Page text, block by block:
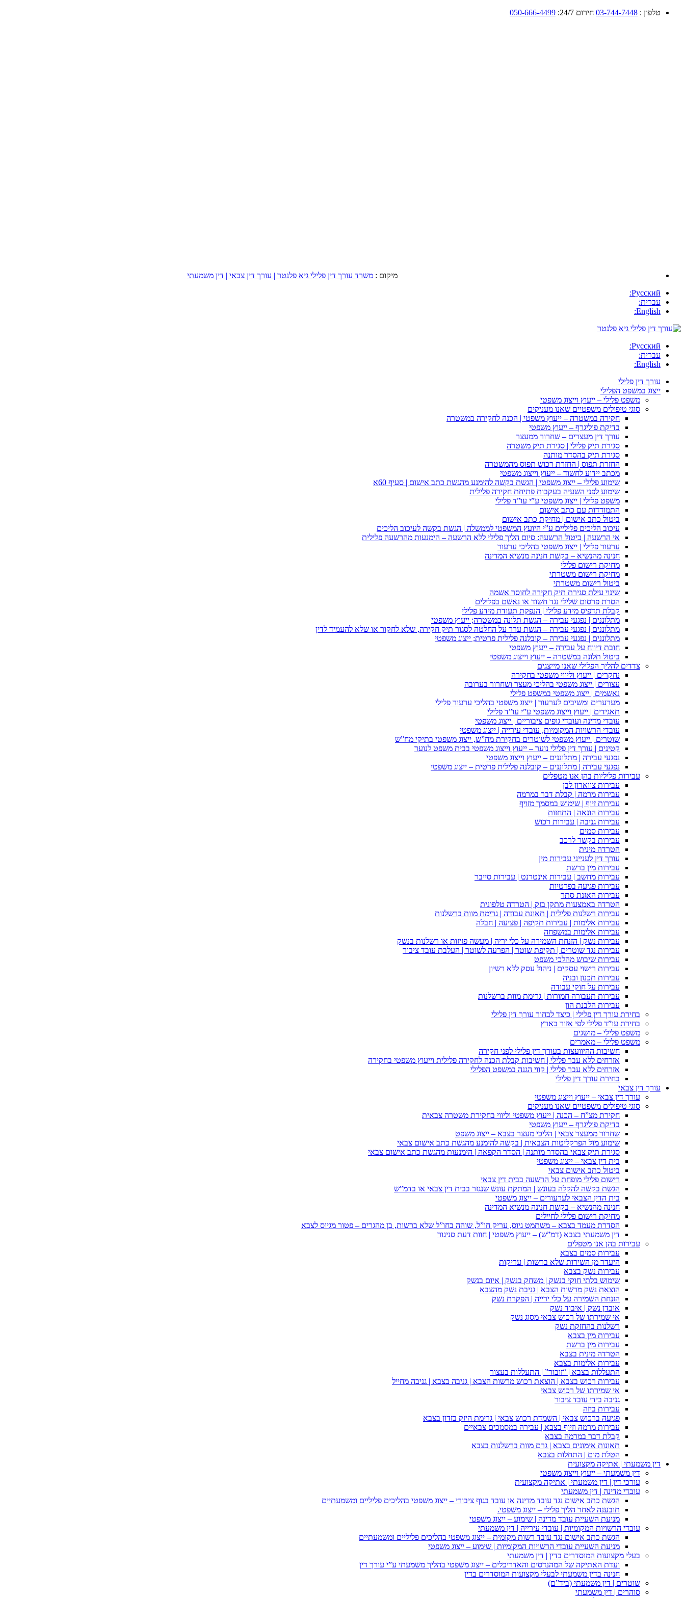
טלפון : 03-744-7448 חירום 24/7: 050-666-4499
מיקום : משרד עורך דין פלילי גיא פלנטר | עורך דין צבאי | דין משמעתי
Русский:
עברית:
English:
Русский:
עברית:
English:
עורך דין פלילי
ייצוג במשפט הפלילי
משפט פלילי – ייעוץ וייצוג משפטי
סוגי טיפולים משפטיים שאנו מעניקים
חקירה במשטרה – ייעוץ משפטי | הכנה לחקירה במשטרה
בדיקת פוליגרף – ייעוץ משפטי
עורך דין מעצרים – שחרור ממעצר
סגירת תיק פלילי | סגירת תיק משטרה
סגירת תיק בהסדר מותנה
החזרת תפוס | החזרת רכוש תפוס מהמשטרה
מכתב יידוע לחשוד – ייעוץ וייצוג משפטי
שימוע פלילי – ייצוג משפטי | הגשת בקשה להימנע מהגשת כתב אישום | סעיף 60א
שימוע לפני השעיה בעקבות פתיחת חקירה פלילית
משפט פלילי | ייצוג משפטי ע”י עו”ד פלילי
התמודדות עם כתב אישום
ביטול כתב אישום | מחיקת כתב אישום
עיכוב הליכים פליליים ע”י היועץ המשפטי לממשלה | הגשת בקשה לעיכוב הליכים
אי הרשעה | ביטול הרשעה: סיום הליך פלילי ללא הרשעה – הימנעות מהרשעה פלילית
ערעור פלילי | ייצוג משפטי בהליכי ערעור
חנינה מהנשיא – בקשת חנינה מנשיא המדינה
מחיקת רישום פלילי
מחיקת רישום משטרתי
ביטול רישום משטרתי
שינוי עילת סגירת תיק חקירה לחוסר אשמה
הסרת פרסום שלילי נגד חשוד או נאשם בפלילים
קבלת תדפיס מידע פלילי | הנפקת תעודת מידע פלילי
מתלוננים | נפגעי עבירה – הגשת תלונה במשטרה; ייעוץ משפטי
מתלוננים | נפגעי עבירה – הגשת ערר על החלטה לסגור תיק חקירה, שלא לחקור או שלא להעמיד לדין
מתלוננים | נפגעי עבירה – קובלנה פלילית פרטית; ייצוג משפטי
חובת דיווח על עבירה – ייעוץ משפטי
ביטול תלונה במשטרה – ייעוץ וייצוג משפטי
צדדים להליך הפלילי שאנו מייצגים
נחקרים | ייעוץ וליווי משפטי בחקירה
עצורים | ייצוג משפטי בהליכי מעצר ושחרור בערובה
נאשמים | ייצוג משפטי במשפט פלילי
מערערים ומשיבים לערעור | ייצוג משפטי בהליכי ערעור פלילי
תאגידים | ייעוץ וייצוג משפטי ע”י עו”ד פלילי
עובדי מדינה ועובדי גופים ציבוריים | ייצוג משפטי
עובדי הרשויות המקומיות, עובדי עירייה | ייצוג משפטי
שוטרים | ייעוץ משפטי לשוטרים בחקירת מח”ש, ייצוג משפטי בתיקי מח”ש
קטינים | עורך דין פלילי נוער – ייעוץ וייצוג משפטי בבית משפט לנוער
נפגעי עבירה | מתלוננים – ייעוץ וייצוג משפטי
נפגעי עבירה | מתלוננים – קובלנה פלילית פרטית – ייצוג משפטי
עבירות פליליות בהן אנו מטפלים
עבירות צווארון לבן
עבירות מרמה | קבלת דבר במרמה
עבירות זיוף | שימוש במסמך מזויף
עבירות הונאה | התחזות
עבירות גניבה | עבירות רכוש
עבירות סמים
עבירות בקשר לרכב
הטרדה מינית
עורך דין לענייני עבירות מין
עבירות מין ברשת
עבירות מחשב | עבירות אינטרנט | עבירות סייבר
עבירות פגיעה בפרטיות
עבירות האזנת סתר
הטרדה באמצעות מתקן בזק | הטרדה טלפונית
עבירות רשלנות פלילית | תאונת עבודה | גרימת מוות ברשלנות
עבירות אלימות | עבירות תקיפה | פציעה | חבלה
עבירות אלימות במשפחה
עבירות נשק | הזנחת השמירה על כלי יריה | מעשה פזיזות או רשלנות בנשק
עבירות נגד שוטרים | תקיפת שוטר | הפרעה לשוטר | העלבת עובד ציבור
עבירות שיבוש מהלכי משפט
עבירות רישוי עסקים | ניהול עסק ללא רשיון
עבירות תכנון ובניה
עבירות על חוקי עבודה
עבירות תעבורה חמורות | גרימת מוות ברשלנות
עבירות הלבנת הון
בחירת עורך דין פלילי | כיצד לבחור עורך דין פלילי
בחירת עו”ד פלילי לפי אזור בארץ
משפט פלילי – מושגים
משפט פלילי – מאמרים
חשיבות ההיוועצות בעורך דין פלילי לפני חקירה
אזרחים ללא עבר פלילי | חשיבות קבלת הכנה לחקירה פלילית וייעוץ משפטי בחקירה
אזרחים ללא עבר פלילי | קווי הגנה במשפט הפלילי
בחירת עורך דין פלילי
עורך דין צבאי
עורך דין צבאי – ייעוץ וייצוג משפטי
סוגי טיפולים משפטיים שאנו מעניקים
חקירת מצ”ח – הכנה | ייעוץ משפטי וליווי בחקירת משטרה צבאית
בדיקת פוליגרף – ייעוץ משפטי
שחרור ממעצר צבאי | הליכי מעצר בצבא – ייצוג משפט
שימוע מול הפרקליטות הצבאית | בקשה להימנע מהגשת כתב אישום צבאי
סגירת תיק צבאי בהסדר מותנה | הסדר הקפאה | הימנעות מהגשת כתב אישום צבאי
בית דין צבאי – ייצוג משפטי
ביטול כתב אישום צבאי
רישום פלילי מופחת על הרשעה בבית דין צבאי
הגשת בקשה להקלה בעונש | המתקת עונש שנגזר בבית דין צבאי או בדמ”ש
בית הדין הצבאי לערעורים – ייצוג משפטי
חנינה מהנשיא – בקשת חנינה מנשיא המדינה
מחיקת רישום פלילי לחיילים
הסדרת מעמד בצבא – משתמט גיוס, עריק חו”ל, שוהה בחו”ל שלא ברשות, בן מהגרים – פטור מגיוס לצבא
דין משמעתי בצבא (דמ”ש) – ייעוץ משפטי | חוות דעת סניגור
עבירות בהן אנו מטפלים
עבירות סמים בצבא
היעדר מן השירות שלא ברשות | עריקות
עבירות נשק בצבא
שימוש בלתי חוקי בנשק | משחק בנשק | איום בנשק
הוצאת נשק מרשות הצבא | גניבת נשק מהצבא
הזנחת השמירה על כלי ירייה | הפקרת נשק
אובדן נשק | איבוד נשק
אי שמירתו של רכוש צבאי מסוג נשק
רשלנות בהחזקת נשק
עבירות מין בצבא
עבירות מין ברשת
הטרדה מינית בצבא
עבירות אלימות בצבא
התעללות בצבא | “זובור” | התעללות בעצור
עבירות רכוש בצבא | הוצאת רכוש מרשות הצבא | גניבה בצבא | גניבה מחייל
אי שמירתו של רכוש צבאי
גניבה בידי עובד ציבור
עבירות ביזה
פגיעה ברכוש צבאי | השמדת רכוש צבאי | גרימת היזק בזדון בצבא
עבירות מרמה וזיוף בצבא | עבירה במסמכים צבאיים
קבלת דבר במרמה בצבא
תאונות אימונים בצבא | גרם מוות ברשלנות בצבא
הטלת מום | התחלות בצבא
דין משמעתי | אתיקה מקצועית
דין משמעתי – ייעוץ וייצוג משפטי
עורכי דין | דין משמעתי | אתיקה מקצועית
עובדי מדינה | דין משמעתי
הגשת כתב אישום נגד עובד מדינה או עובד בגוף ציבורי – ייצוג משפטי בהליכים פליליים ומשמעתיים
תובענה לאחר הליך פלילי – ייצוג משפטי.
מניעת השעיית עובד מדינה | שימוע – ייצוג משפטי
עובדי הרשויות המקומיות | עובדי עירייה | דין משמעתי
הגשת כתב אישום נגד עובד רשות מקומית – ייצוג משפטי בהליכים פליליים ומשמעתיים
מניעת השעיית עובדי הרשויות המקומיות | שימוע – ייצוג משפטי
בעלי מקצועות המוסדרים בדין | דין משמעתי
ועדת האתיקה של המהנדסים והאדריכלים – ייצוג משפטי בהליך משמעתי ע”י עורך דין
חנינה בדין משמעתי לבעלי מקצועות המוסדרים בדין
שוטרים | דין משמעתי (ביד”ם)
סוהרים | דין משמעתי